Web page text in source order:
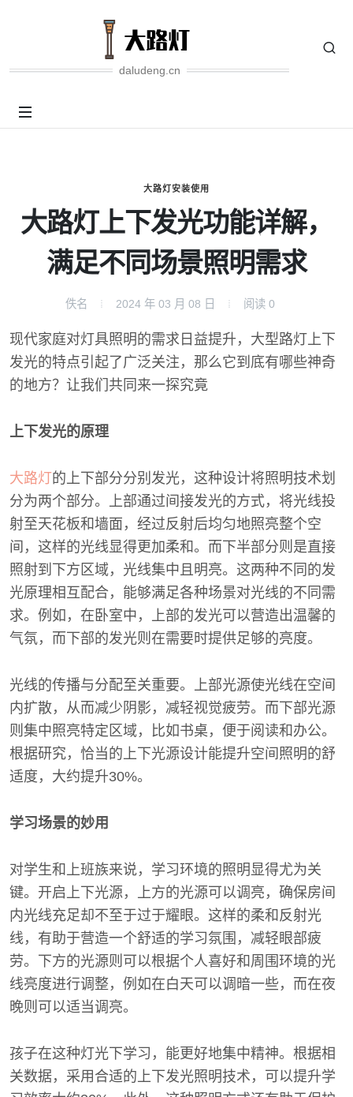
daludeng.cn
大路灯安装使用
大路灯上下发光功能详解，
满足不同场景照明需求
佚名 2024 年 03 月 08 日 阅读 0
现代家庭对灯具照明的需求日益提升，大型路灯上下
发光的特点引起了广泛关注，那么它到底有哪些神奇
的地方？让我们共同来一探究竟
上下发光的原理
大路灯的上下部分分别发光，这种设计将照明技术划
分为两个部分。上部通过间接发光的方式，将光线投
射至天花板和墙面，经过反射后均匀地照亮整个空
间，这样的光线显得更加柔和。而下半部分则是直接
照射到下方区域，光线集中且明亮。这两种不同的发
光原理相互配合，能够满足各种场景对光线的不同需
求。例如，在卧室中，上部的发光可以营造出温馨的
气氛，而下部的发光则在需要时提供足够的亮度。
光线的传播与分配至关重要。上部光源使光线在空间
内扩散，从而减少阴影，减轻视觉疲劳。而下部光源
则集中照亮特定区域，比如书桌，便于阅读和办公。
根据研究，恰当的上下光源设计能提升空间照明的舒
适度，大约提升30%。
学习场景的妙用
对学生和上班族来说，学习环境的照明显得尤为关
键。开启上下光源，上方的光源可以调亮，确保房间
内光线充足却不至于过于耀眼。这样的柔和反射光
线，有助于营造一个舒适的学习氛围，减轻眼部疲
劳。下方的光源则可以根据个人喜好和周围环境的光
线亮度进行调整，例如在白天可以调暗一些，而在夜
晚则可以适当调亮。
孩子在这种灯光下学习，能更好地集中精神。根据相
关数据，采用合适的上下发光照明技术，可以提升学